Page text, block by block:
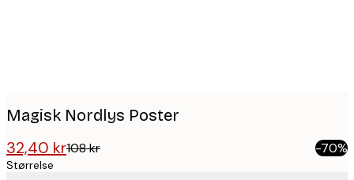
Magisk Nordlys Poster
32,40 kr108 kr -70%
Størrelse